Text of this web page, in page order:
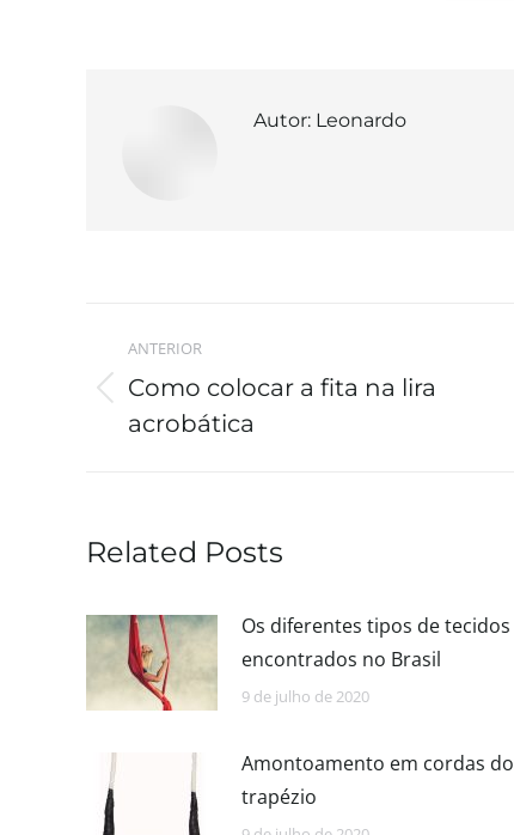
Autor: Leonardo
ANTERIOR
Como colocar a fita na lira
acrobática
Related Posts
Os diferentes tipos de tecidos
encontrados no Brasil
9 de julho de 2020
Amontoamento em cordas do
trapézio